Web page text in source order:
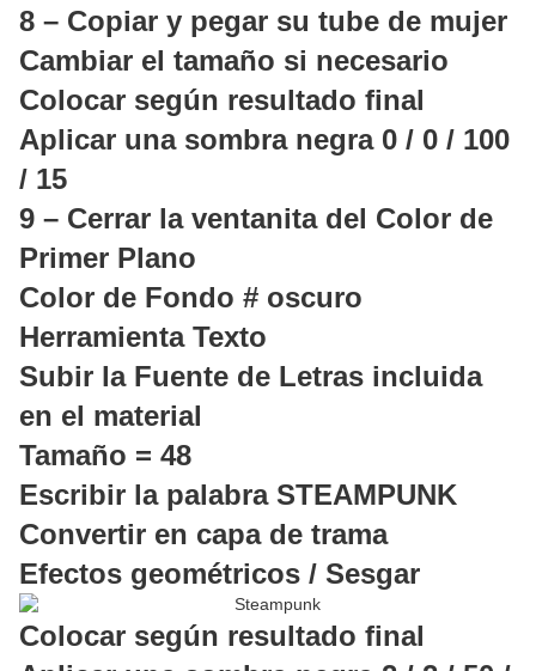
8 – Copiar y pegar su tube de mujer
Cambiar el tamaño si necesario
Colocar según resultado final
Aplicar una sombra negra 0 / 0 / 100
/ 15
9 – Cerrar la ventanita del Color de
Primer Plano
Color de Fondo # oscuro
Herramienta Texto
Subir la Fuente de Letras incluida
en el material
Tamaño = 48
Escribir la palabra STEAMPUNK
Convertir en capa de trama
Efectos geométricos / Sesgar
Colocar según resultado final